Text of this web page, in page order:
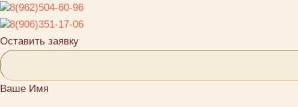
8(962)504-60-96
8(906)351-17-06
Оставить заявку
Ваше Имя